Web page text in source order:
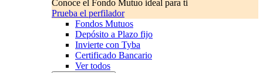
Conoce el Fondo Mutuo ideal para ti
Prueba el perfilador
Fondos Mutuos
Depósito a Plazo fijo
Invierte con Tyba
Certificado Bancario
Ver todos